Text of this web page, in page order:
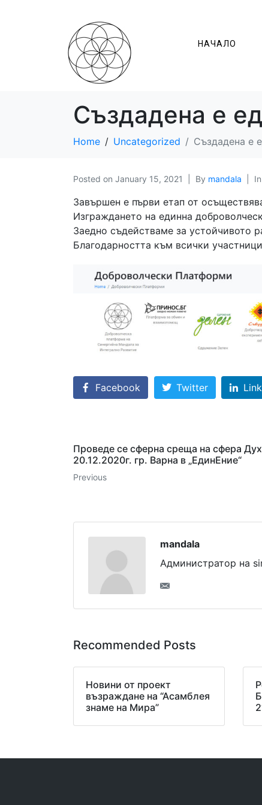
НАЧАЛО
Създадена е
Home Uncategorized Създадена е
Posted on January 15, 2021 By mandala In
Завършен е първи етап от
Изграждането на единна
Заедно съдействаме за устойчивото
Благодарността към всички
Facebook Twitter
Проведе се сферна среща на сфера
20.12.2020г. гр. Варна в „ЕдинЕние“
Previous
mandala
Администратор на
Recommended Posts
Новини от проект
възраждане на “Асамблея
знаме на Мира”